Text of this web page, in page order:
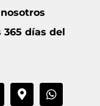
días del